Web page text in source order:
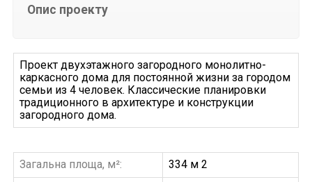
Опис проекту
Проект двухэтажного загородного монолитно-
каркасного дома для постоянной жизни за городом
семьи из 4 человек. Классические планировки
традиционного в архитектуре и конструкции
загородного дома.
Загальна площа, м²:
334 м 2